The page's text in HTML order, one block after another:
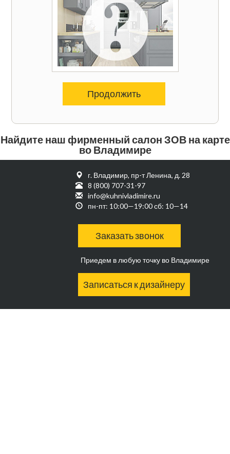
Продолжить
Найдите наш фирменный салон ЗОВ на карте
во Владимире
г. Владимир, пр-т Ленина, д. 28
8 (800) 707-31-97
info@kuhnivladimire.ru
пн-пт: 10:00—19:00 сб: 10—14
Заказать звонок
Приедем в любую точку во Владимире
Записаться к дизайнеру